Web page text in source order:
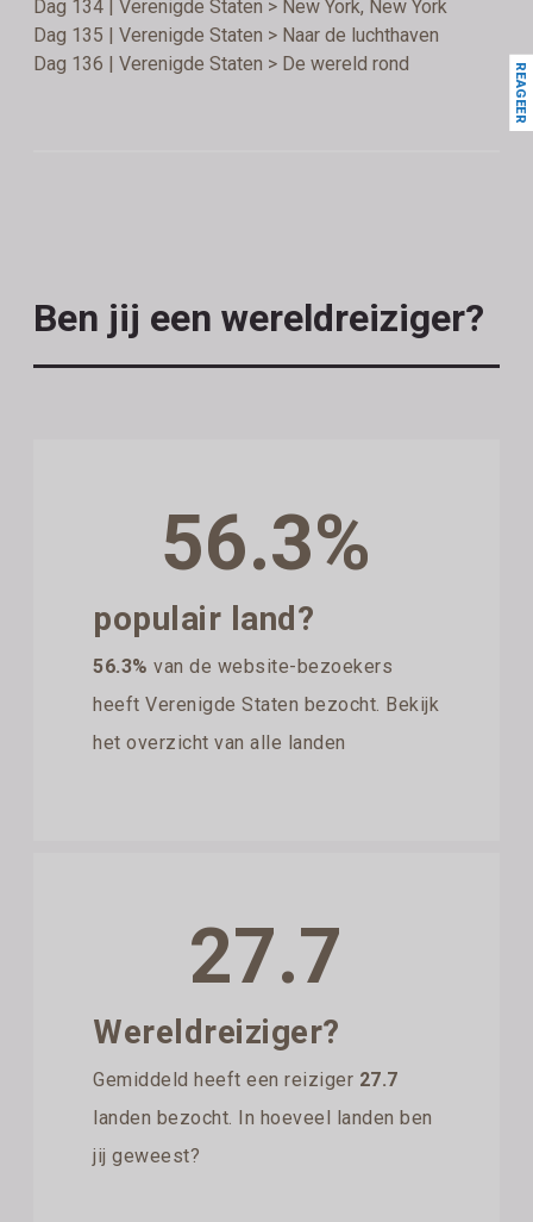
Dag 134 | Verenigde Staten > New York, New York
Dag 135 | Verenigde Staten > Naar de luchthaven
Dag 136 | Verenigde Staten > De wereld rond
Ben jij een wereldreiziger?
56.3%
populair land?
56.3% van de website-bezoekers
heeft Verenigde Staten bezocht. Bekijk
het overzicht van alle landen
27.7
Wereldreiziger?
Gemiddeld heeft een reiziger 27.7
landen bezocht. In hoeveel landen ben
jij geweest?
REAGEER